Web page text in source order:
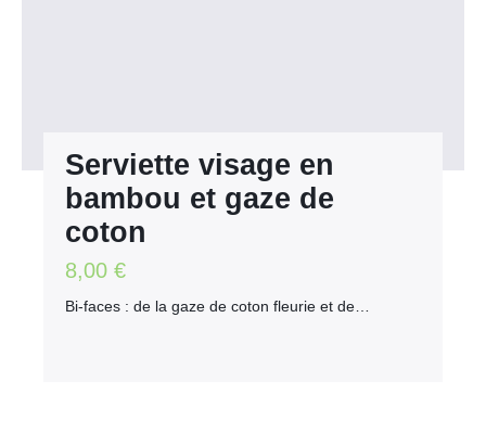
Serviette visage en
bambou et gaze de
coton
8,00€
Bi-faces : de la gaze de coton fleurie et de…